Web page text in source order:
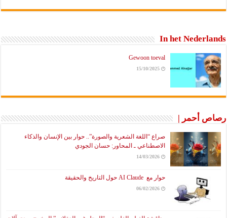
In het
Gewoon toeval
15/10/2025
أحمر |
صراع “اللغة الشعرية والصورة”.. حوار بين الإنسان والذكاء
الاصطناعي ـ المحاور: حسان الجودي
14/03/2026
حوار مع AI Claude حول التاريخ والحقيقة
06/02/2026